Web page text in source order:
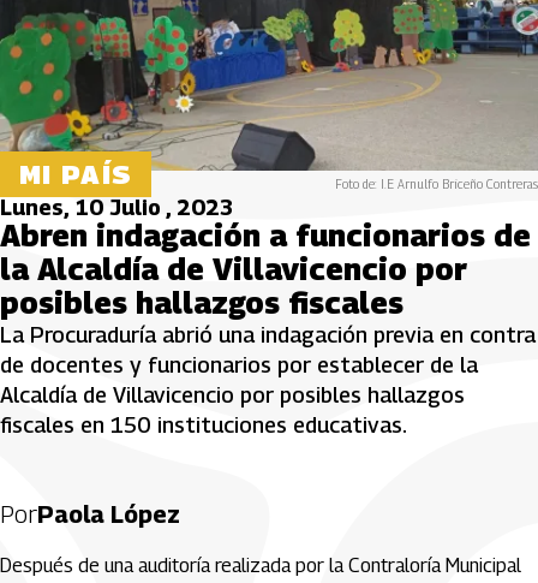
MI PAÍS Foto de: I.E Arnulfo Briceño Contreras
Lunes, 10 Julio , 2023
Abren indagación a funcionarios de
la Alcaldía de Villavicencio por
posibles hallazgos fiscales
La Procuraduría abrió una indagación previa en contra
de docentes y funcionarios por establecer de la
Alcaldía de Villavicencio por posibles hallazgos
fiscales en 150 instituciones educativas.
PorPaola López
Después de una auditoría realizada por la Contraloría Municipal